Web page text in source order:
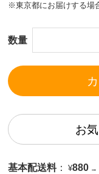
※東京都にお届けする場
数量
お
基本配送料 ： ¥880 →